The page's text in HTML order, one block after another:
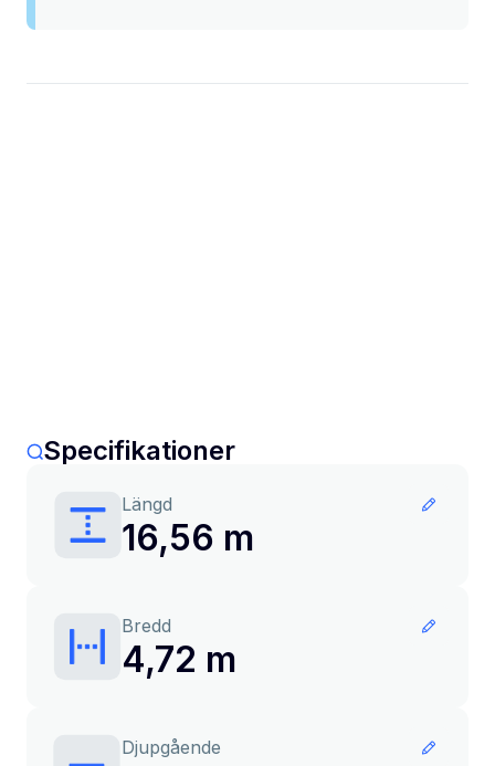
Specifikationer
Längd
16,56 m
Bredd
4,72 m
Djupgående